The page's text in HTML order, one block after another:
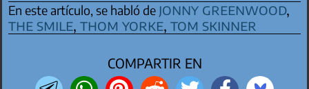
En este artículo, se habló de jonny greenwood,
the smile,thom yorke,tom skinner
COMPARTIR EN